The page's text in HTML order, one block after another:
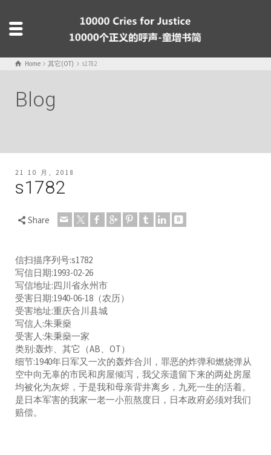
Home 其它(OT) s1782
Blog
21 10 月, 2018
s1782
Share
信扫描序列号:s1782
写信日期:1993-02-26
写信地址:四川省永州市
受害日期:1940-06-18（农历）
受害地址:重庆合川县城
写信人:朱秉燊
受害人:朱秉燊一家
类别:轰炸、其它（AB、OT）
细节:1940年日军又一次的轰炸合川，罪恶的炸弹和燃烧弹从
空中向无辜的市民和房屋倾泻，我父亲遗留下来的两处房屋
均被化为灰烬，于是我和母亲背井离乡，九死一生的活着。
是日本军害的我家一老一小煎熬度日，日本政府必须对我们
赔偿。